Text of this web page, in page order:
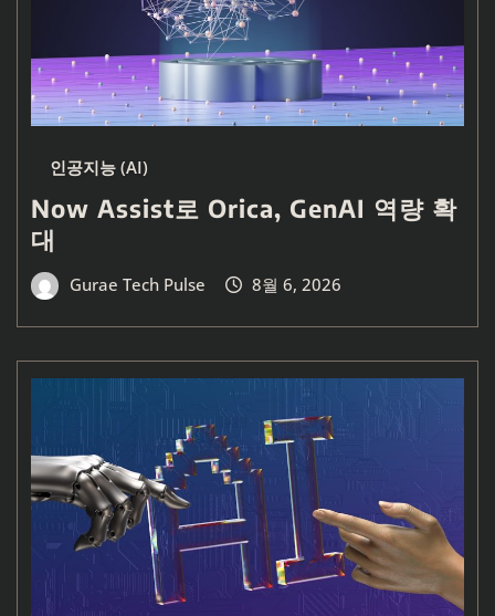
인공지능 (AI)
Now Assist로 Orica, GenAI 역량 확
대
Gurae Tech Pulse 8월 6, 2026